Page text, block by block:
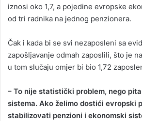
iznosi oko 1,7, a pojedine evropske
od tri radnika na jednog penzionera.
Čak i kada bi se svi nezaposleni sa
zapošljavanje odmah zaposlili, što je
u tom slučaju omjer bi bio 1,72
– To nije statistički problem, nego
sistema. Ako želimo dostići evropski
stabilizovati penzioni i ekonomski